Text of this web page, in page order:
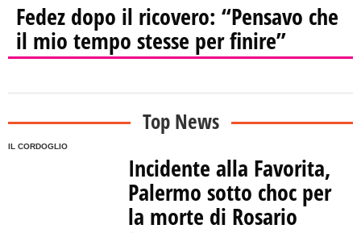
Fedez dopo il ricovero: “Pensavo che
il mio tempo stesse per finire”
Top News
IL CORDOGLIO
Incidente alla Favorita,
Palermo sotto choc per
la morte di Rosario